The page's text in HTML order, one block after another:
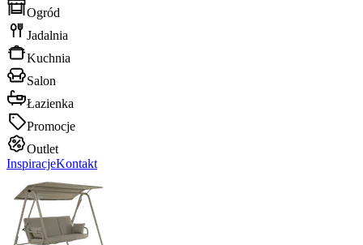
Ogród
Jadalnia
Kuchnia
Salon
Łazienka
Promocje
Outlet
InspiracjeKontakt